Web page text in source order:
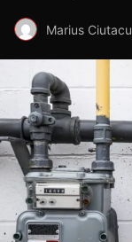
Marius Ciutacu